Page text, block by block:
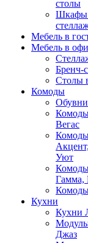
столы
Шкафы
Мебель в
Мебель в
Бренч-
Столы
Комоды
Вегас
Уют
Гамма,
Кухни
Кухни
Джаз